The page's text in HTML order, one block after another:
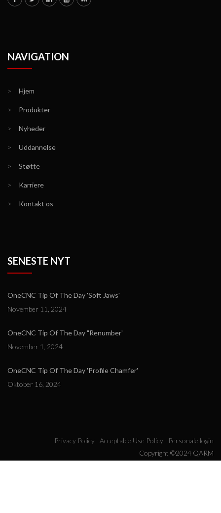
NAVIGATION
> Hjem
> Produkter
> Nyheder
> Uddannelse
> Støtte
> Karriere
> Kontakt os
SENESTE NYT
OneCNC Tip Of The Day 'Soft Jaws'
November 11, 2024
OneCNC Tip Of The Day "Renumber'
November 1, 2024
OneCNC Tip Of The Day 'Profile Chamfer'
Oktober 16, 2024
Privacy Policy Acceptable Use Policy
Personale login
Copyright ©2024 QARM